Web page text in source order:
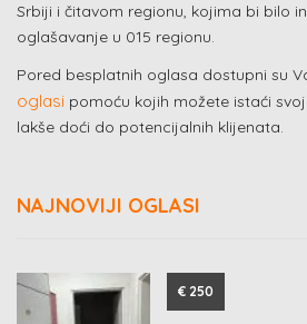
Srbiji i čitavom regionu, kojima bi bilo
oglašavanje u 015 regionu.
Pored besplatnih oglasa dostupni su
oglasi pomoću kojih možete istaći
lakše doći do potencijalnih klijenata.
NAJNOVIJI OGLASI
€ 250